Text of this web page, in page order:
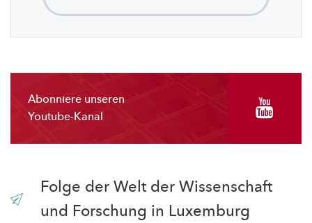
Abonniere unseren
Youtube-Kanal
Folge der Welt der Wissenschaft
und Forschung in Luxemburg